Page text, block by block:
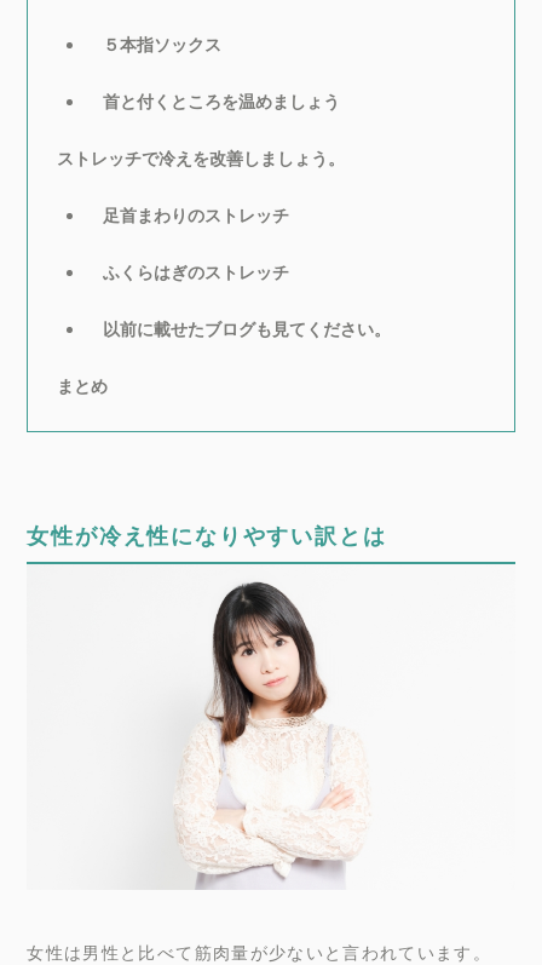
５本指ソックス
首と付くところを温めましょう
ストレッチで冷えを改善しましょう。
足首まわりのストレッチ
ふくらはぎのストレッチ
以前に載せたブログも見てください。
まとめ
女性が冷え性になりやすい訳とは
女性は男性と比べて筋肉量が少ないと言われています。